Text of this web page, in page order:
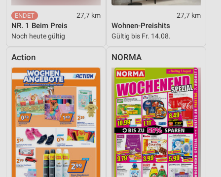
27,7 km
NR. 1 Beim Preis
Noch heute gültig
27,7 km
Wohnen-Preishits
Gültig bis Fr. 14.08.
Action NORMA